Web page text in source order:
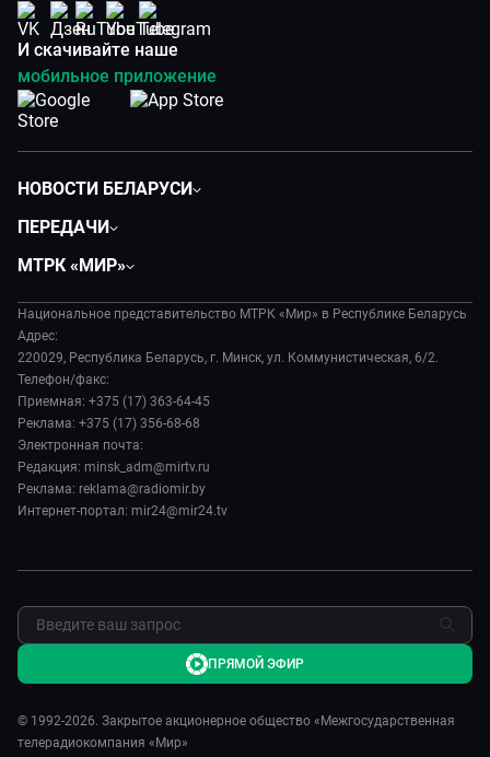
И скачивайте наше
мобильное приложение
НОВОСТИ БЕЛАРУСИ
Экономика
Происшествия
Наука и технологии
Здоровье и медицина
Авто
Культура
Спорт
ПЕРЕДАЧИ
Все как у людей
Вместе выгодно
Евразия. Культурно
Евразия. Регионы
Наши иностранцы
Пять причин поехать в...
Сделано в Содружестве
МТРК «МИР»
История
Руководство
Лица мира
Новости
Пресса о нас
Карьера
Реклама
Национальное представительство МТРК «Мир» в Республике Беларусь
Адрес:
220029, Республика Беларусь, г. Минск, ул. Коммунистическая, 6/2.
Телефон/факс:
Приемная: +375 (17) 363-64-45
Реклама: +375 (17) 356-68-68
Электронная почта:
Редакция: minsk_adm@mirtv.ru
Реклама: reklama@radiomir.by
Интернет-портал: mir24@mir24.tv
© 1992-2026. Закрытое акционерное общество «Межгосударственная
телерадиокомпания «Мир»
ПРЯМОЙ ЭФИР